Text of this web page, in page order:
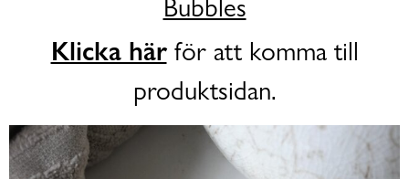
Bubbles
Klicka härför att komma till
produktsidan.